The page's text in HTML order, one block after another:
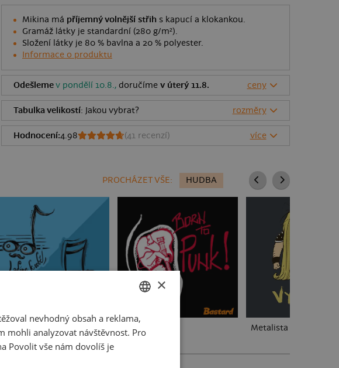
Mikina má příjemný volnější střih s kapucí a klokankou.
Gramáž látky je standardní (280 g/m²).
Složení látky je 80 % bavlna a 20 % polyester.
Informace o produktu
Odešlemev pondělí 10.8., doručíme v úterý 11.8. ceny
Tabulka velikostí: Jakou vybrat? rozměry
Hodnocení:4.98 (41 recenzí) více
PROCHÁZET VŠE: HUDBA
k sobě Born to punk Metalista
CZECH
SLOVAK
×
nevhodný obsah a reklama,
mohli analyzovat návštěvnost. Pro
Povolit vše nám dovolíš je